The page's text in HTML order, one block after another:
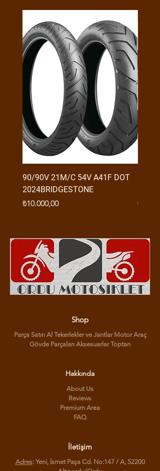
90/90V 21M/C 54V A41F DOT
2024BRIDGESTONE
Fiyat
₺10.000,00
Fiyat
₺950,00
Shop
Parça Satın Al Tekerlekler ve Jantlar Motor Araç
Gövde Parçaları Aksesuarlar Toptan
Hakkında
About Us
Reviews
Premium Area
FAQ
İletişim
Adres: Yeni, İsmet Paşa Cd. No:147 / A, 52200